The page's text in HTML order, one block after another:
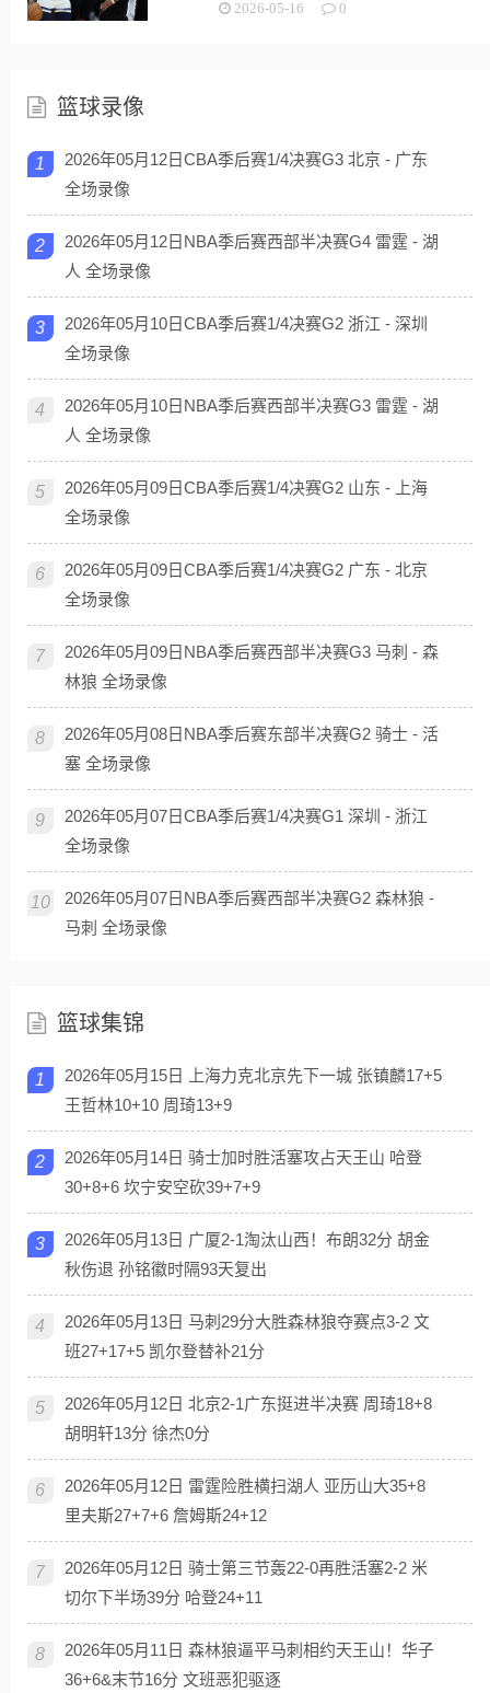
2026-05-16 0
篮球录像
1
2026年05月12日CBA季后赛1/4决赛G3 北京 - 广东
全场录像
2
2026年05月12日NBA季后赛西部半决赛G4 雷霆 - 湖
人 全场录像
3
2026年05月10日CBA季后赛1/4决赛G2 浙江 - 深圳
全场录像
4
2026年05月10日NBA季后赛西部半决赛G3 雷霆 - 湖
人 全场录像
5
2026年05月09日CBA季后赛1/4决赛G2 山东 - 上海
全场录像
6
2026年05月09日CBA季后赛1/4决赛G2 广东 - 北京
全场录像
7
2026年05月09日NBA季后赛西部半决赛G3 马刺 - 森
林狼 全场录像
8
2026年05月08日NBA季后赛东部半决赛G2 骑士 - 活
塞 全场录像
9
2026年05月07日CBA季后赛1/4决赛G1 深圳 - 浙江
全场录像
10
2026年05月07日NBA季后赛西部半决赛G2 森林狼 -
马刺 全场录像
篮球集锦
1
2026年05月15日 上海力克北京先下一城 张镇麟17+5
王哲林10+10 周琦13+9
2
2026年05月14日 骑士加时胜活塞攻占天王山 哈登
30+8+6 坎宁安空砍39+7+9
3
2026年05月13日 广厦2-1淘汰山西！布朗32分 胡金
秋伤退 孙铭徽时隔93天复出
4
2026年05月13日 马刺29分大胜森林狼夺赛点3-2 文
班27+17+5 凯尔登替补21分
5
2026年05月12日 北京2-1广东挺进半决赛 周琦18+8
胡明轩13分 徐杰0分
6
2026年05月12日 雷霆险胜横扫湖人 亚历山大35+8
里夫斯27+7+6 詹姆斯24+12
7
2026年05月12日 骑士第三节轰22-0再胜活塞2-2 米
切尔下半场39分 哈登24+11
8
2026年05月11日 森林狼逼平马刺相约天王山！华子
36+6&末节16分 文班恶犯驱逐